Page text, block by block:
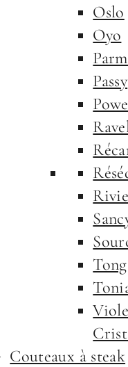
Oslo
Oyo
Passy
Couteaux à steak